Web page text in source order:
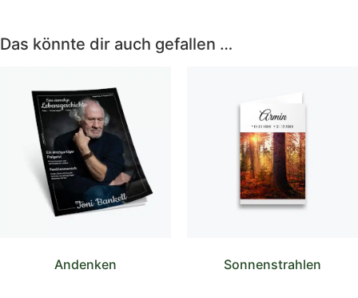
Das könnte dir auch gefallen …
Andenken Sonnenstrahlen